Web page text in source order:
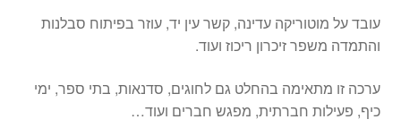
עובד על מוטוריקה עדינה, קשר עין יד, עוזר בפיתוח סבלנות
והתמדה משפר זיכרון ריכוז ועוד.
ערכה זו מתאימה בהחלט גם לחוגים, סדנאות, בתי ספר, ימי
כיף, פעילות חברתית, מפגש חברים ועוד…